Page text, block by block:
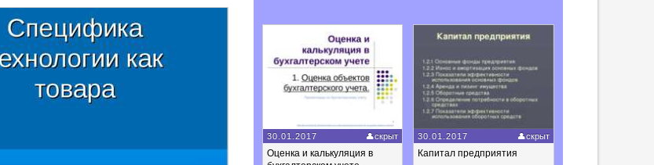
30.01.2017 скрыт
Оценка и калькуляция в
30.01.2017 скрыт
Капитал предприятия